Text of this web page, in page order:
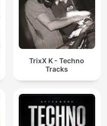
TrixX K - Techno
Tracks